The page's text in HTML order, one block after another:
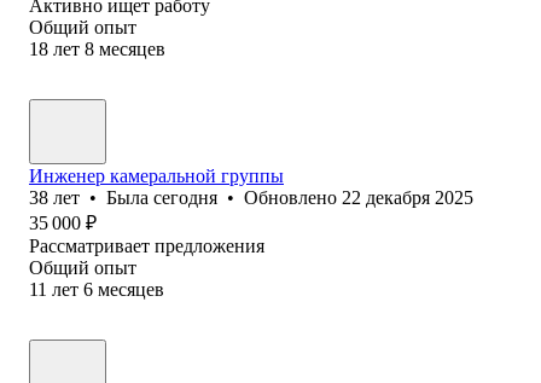
Активно ищет работу
Общий опыт
18 лет 8 месяцев
Инженер камеральной группы
38 лет • Была сегодня • Обновлено 22 декабря 2025
35 000 ₽
Рассматривает предложения
Общий опыт
11 лет 6 месяцев